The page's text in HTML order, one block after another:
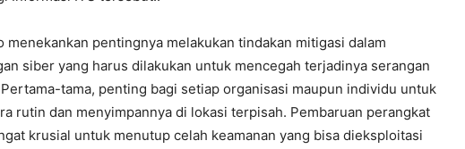
menekankan pentingnya melakukan tindakan mitigasi dalam
siber yang harus dilakukan untuk mencegah terjadinya serangan
tama, penting bagi setiap organisasi maupun individu untuk
rutin dan menyimpannya di lokasi terpisah. Pembaruan perangkat
krusial untuk menutup celah keamanan yang bisa dieksploitasi